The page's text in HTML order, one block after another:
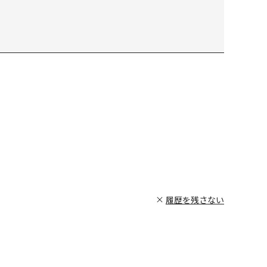
履歴を残さない